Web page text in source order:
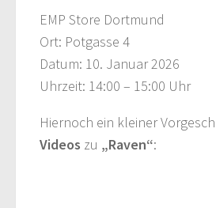
EMP Store Dortmund
Ort: Potgasse 4
Datum: 10. Januar 2026
Uhrzeit: 14:00 – 15:00 Uhr
Hiernoch ein kleiner
Videos zu „Raven“: